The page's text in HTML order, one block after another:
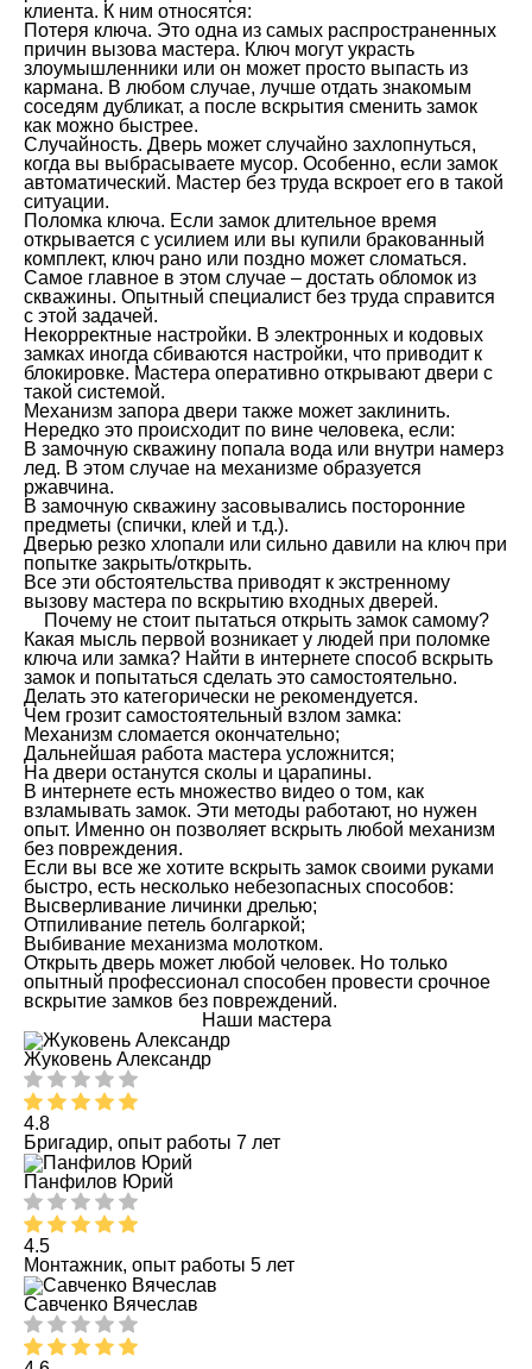
клиента. К ним относятся:
Потеря ключа. Это одна из самых распространенных
причин вызова мастера. Ключ могут украсть
злоумышленники или он может просто выпасть из
кармана. В любом случае, лучше отдать знакомым
соседям дубликат, а после вскрытия сменить замок
как можно быстрее.
Случайность. Дверь может случайно захлопнуться,
когда вы выбрасываете мусор. Особенно, если замок
автоматический. Мастер без труда вскроет его в такой
ситуации.
Поломка ключа. Если замок длительное время
открывается с усилием или вы купили бракованный
комплект, ключ рано или поздно может сломаться.
Самое главное в этом случае – достать обломок из
скважины. Опытный специалист без труда справится
с этой задачей.
Некорректные настройки. В электронных и кодовых
замках иногда сбиваются настройки, что приводит к
блокировке. Мастера оперативно открывают двери с
такой системой.
Механизм запора двери также может заклинить.
Нередко это происходит по вине человека, если:
В замочную скважину попала вода или внутри намерз
лед. В этом случае на механизме образуется
ржавчина.
В замочную скважину засовывались посторонние
предметы (спички, клей и т.д.).
Дверью резко хлопали или сильно давили на ключ при
попытке закрыть/открыть.
Все эти обстоятельства приводят к экстренному
вызову мастера по вскрытию входных дверей.
Почему не стоит пытаться открыть замок самому?
Какая мысль первой возникает у людей при поломке
ключа или замка? Найти в интернете способ вскрыть
замок и попытаться сделать это самостоятельно.
Делать это категорически не рекомендуется.
Чем грозит самостоятельный взлом замка:
Механизм сломается окончательно;
Дальнейшая работа мастера усложнится;
На двери останутся сколы и царапины.
В интернете есть множество видео о том, как
взламывать замок. Эти методы работают, но нужен
опыт. Именно он позволяет вскрыть любой механизм
без повреждения.
Если вы все же хотите вскрыть замок своими руками
быстро, есть несколько небезопасных способов:
Высверливание личинки дрелью;
Отпиливание петель болгаркой;
Выбивание механизма молотком.
Открыть дверь может любой человек. Но только
опытный профессионал способен провести срочное
вскрытие замков без повреждений.
Наши мастера
Жуковень Александр
4.8
Бригадир, опыт работы 7 лет
Панфилов Юрий
4.5
Монтажник, опыт работы 5 лет
Савченко Вячеслав